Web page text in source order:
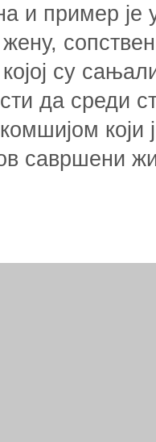
и пример је
су
да среди
који
савршени